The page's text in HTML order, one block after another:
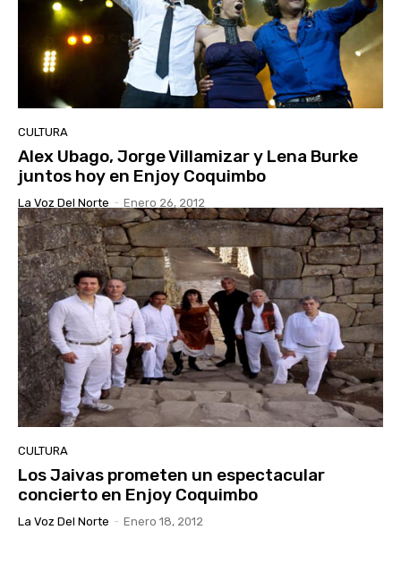
CULTURA
Alex Ubago, Jorge Villamizar y Lena Burke
juntos hoy en Enjoy Coquimbo
La Voz Del Norte - Enero 26, 2012
CULTURA
Los Jaivas prometen un espectacular
concierto en Enjoy Coquimbo
La Voz Del Norte - Enero 18, 2012